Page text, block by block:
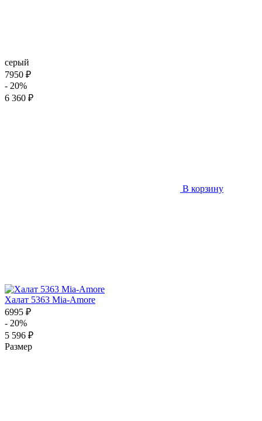
серый
7950 ₽
- 20%
6 360 ₽
В корзину
Халат 5363 Mia-Amore
6995 ₽
- 20%
5 596 ₽
Размер